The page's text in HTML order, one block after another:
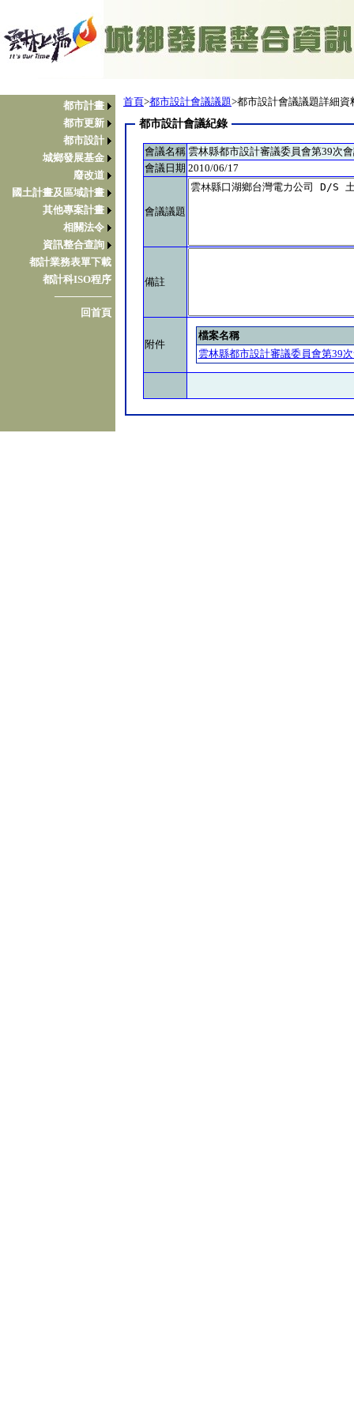
都市計畫
都市更新
都市設計
城鄉發展基金
廢改道
國土計畫及區域計畫
其他專案計畫
相關法令
資訊整合查詢
都計業務表單下載
都計科ISO程序
────────
回首頁
首頁>都市設計會議議題>都市設計會議議題詳細資
都市設計會議紀錄
會議名稱 雲林縣都市設計審議委員會第39次
會議日期 2010/06/17
會議議題
備註
附件
檔案名稱
雲林縣都市設計審議委員會第39